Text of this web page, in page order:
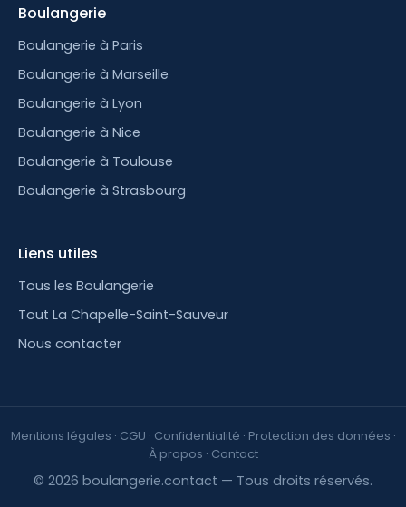
Boulangerie
Boulangerie à Paris
Boulangerie à Marseille
Boulangerie à Lyon
Boulangerie à Nice
Boulangerie à Toulouse
Boulangerie à Strasbourg
Liens utiles
Tous les Boulangerie
Tout La Chapelle-Saint-Sauveur
Nous contacter
Mentions légales · CGU · Confidentialité · Protection des données ·
À propos · Contact
© 2026 boulangerie.contact — Tous droits réservés.